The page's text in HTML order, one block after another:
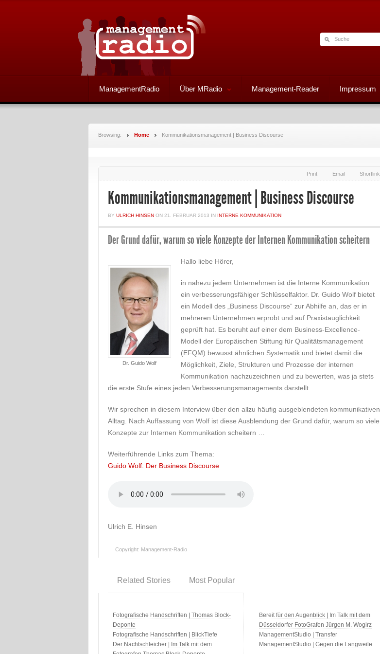
ManagementRadio Über MRadio Management-Reader Impressum
Browsing: Home Kommunikationsmanagement | Business Discourse
Print Email Shortlink
Kommunikationsmanagement | Business Discourse
BY ULRICH HINSEN ON 21. FEBRUAR 2013 IN INTERNE KOMMUNIKATION
Der Grund dafür, warum so viele Konzepte der Internen Kommunikation scheitern
Dr. Guido Wolf
Hallo liebe Hörer,
in nahezu jedem Unternehmen ist die Interne Kommunikation
ein verbesserungsfähiger Schlüsselfaktor. Dr. Guido Wolf bietet
ein Modell des „Business Discourse“ zur Abhilfe an, das er in
mehreren Unternehmen erprobt und auf Praxistauglichkeit
geprüft hat. Es beruht auf einer dem Business-Excellence-
Modell der Europäischen Stiftung für Qualitätsmanagement
(EFQM) bewusst ähnlichen Systematik und bietet damit die
Möglichkeit, Ziele, Strukturen und Prozesse der internen
Kommunikation nachzuzeichnen und zu bewerten, was ja stets
die erste Stufe eines jeden Verbesserungsmanagements darstellt.
Wir sprechen in diesem Interview über den allzu häufig ausgeblendeten kommunikativen
Alltag. Nach Auffassung von Wolf ist diese Ausblendung der Grund dafür, warum so viele
Konzepte zur Internen Kommunikation scheitern …
Weiterführende Links zum Thema:
Guido Wolf: Der Business Discourse
Ulrich E. Hinsen
Copyright: Management-Radio
Related Stories Most Popular
Fotografische Handschriften | Thomas Block-
Deponte
Fotografische Handschriften | BlickTiefe
Der Nachtschleicher | Im Talk mit dem
Bereit für den Augenblick | Im Talk mit dem
Düsseldorfer FotoGrafen Jürgen M. Wogirz
ManagementStudio | Transfer
ManagementStudio | Gegen die Langweile